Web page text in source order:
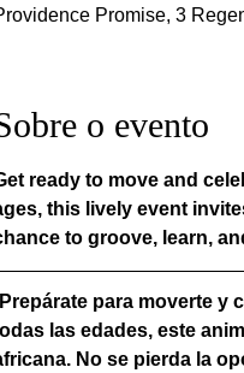
Promise, 3
o evento
ready to move and
this lively event
to groove, learn,
para moverte y
las edades, este
No se pierda la